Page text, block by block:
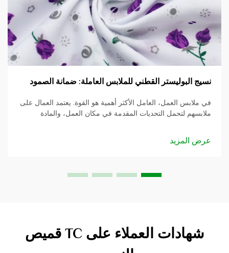
نسيج البوليستر القطني للملابس العاملة: ضمانة الصمود
في ملابس العمل، العامل الأكثر أهمية هو القوة. يعتمد العمال على
ملابسهم لتحمل التحديات المقدمة في مكان العمل، والمادة
عرض المزيد
شهادات العملاء على TC قميص